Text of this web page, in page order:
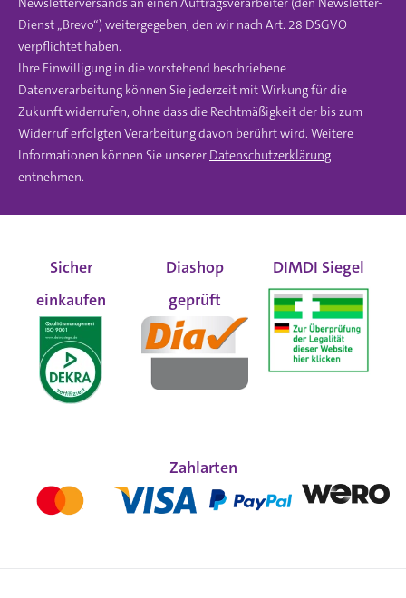
Dienst „Brevo“) weitergegeben, den wir nach Art. 28 DSGVO
verpflichtet haben.
Ihre Einwilligung in die vorstehend beschriebene
Datenverarbeitung können Sie jederzeit mit Wirkung für die
Zukunft widerrufen, ohne dass die Rechtmäßigkeit der bis zum
Widerruf erfolgten Verarbeitung davon berührt wird. Weitere
Informationen können Sie unserer Datenschutzerklärung
entnehmen.
Sicher
einkaufen
Diashop
geprüft
DIMDI Siegel
Zahlarten